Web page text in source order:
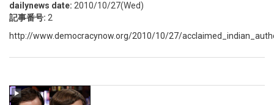
dailynews date: 2010/10/27(Wed)
記事番号: 2
http://www.democracynow.org/2010/10/27/